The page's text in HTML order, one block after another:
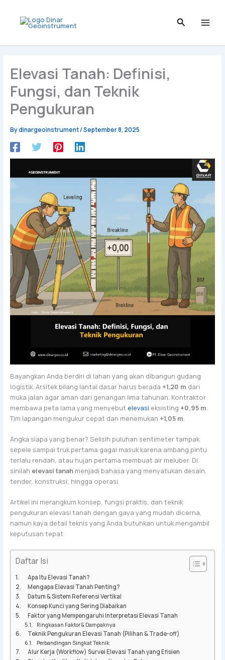
content
Elevasi Tanah: Definisi,
Fungsi, dan Teknik
Pengukuran
Bydinargeoinstrument/September 8, 2025
Bayangkan Anda berdiri di lahan yang akan dibangun gudang
logistik. Arsitek bilang lantai dasar harus berada +1,20 m dari
muka jalan agar aman dari genangan lima tahunan. Kontraktor
membawa peta lama yang menyebut elevasi eksisting +0,95 m
Tim lapangan mengukur cepat dan menemukan +1,05 m
Angka siapa yang benar? Selisih puluhan sentimeter tampak
sepele sampai truk pertama gagal masuk karena ambang pintu
terlalu rendah, atau hujan pertama membuat air meluber. Di
sinilah elevasi tanahmenjadi bahasa yang menyatukan desain,
tender, konstruksi, hingga operasi.
Artikel ini merangkum konsep, fungsi praktis, dan teknik
pengukuran elevasi tanah dengan gaya yang mudah dicerna,
namun kaya detail teknis yang Anda butuhkan untuk mengambil
keputusan tepat.
Daftar Isi
Apa Itu Elevasi Tanah?
Mengapa Elevasi Tanah Penting?
Datum & Sistem Referensi Vertikal
Konsep Kunci yang Sering Diabaikan
Faktor yang Mempengaruhi Interpretasi Elevasi Tanah
Ringkasan Faktor & Dampaknya
Teknik Pengukuran Elevasi Tanah (Pilihan & Trade-off)
Perbandingan Singkat Teknik
Alur Kerja (Workflow) Survei Elevasi Tanah yang Efisien